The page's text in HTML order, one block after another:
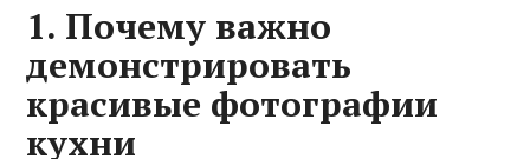
1. Почему важно
демонстрировать
красивые фотографии
кухни